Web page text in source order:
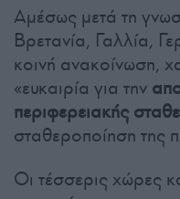
Αμέσως μετά τη
Βρετανία, Γαλλία,
κοινή ανακοίνωση,
«ευκαιρία για την
περιφερειακής
σταθεροποίηση της
Οι τέσσερις χώρες